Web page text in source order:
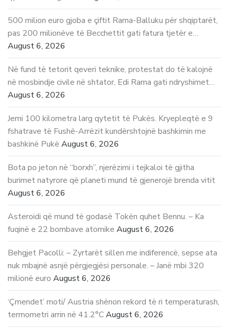
500 milion euro gjoba e çiftit Rama-Balluku për shqiptarët,
pas 200 milionëve të Becchettit gati fatura tjetër e…
August 6, 2026
Në fund të tetorit qeveri teknike, protestat do të kalojnë
në mosbindje civile në shtator, Edi Rama gati ndryshimet…
August 6, 2026
Jemi 100 kilometra larg qytetit të Pukës. Kryepleqtë e 9
fshatrave të Fushë-Arrëzit kundërshtojnë bashkimin me
bashkinë Pukë August 6, 2026
Bota po jeton në “borxh”, njerëzimi i tejkaloi të gjitha
burimet natyrore që planeti mund të gjenerojë brenda vitit
August 6, 2026
Asteroidi që mund të godasë Tokën quhet Bennu. – Ka
fuqinë e 22 bombave atomike August 6, 2026
Behgjet Pacolli: – Zyrtarët sillen me indiferencë, sepse ata
nuk mbajnë asnjë përgjegjësi personale. – Janë mbi 320
milionë euro August 6, 2026
‘Çmendet’ moti/ Austria shënon rekord të ri temperaturash,
termometri arrin në 41.2°CAugust 6, 2026